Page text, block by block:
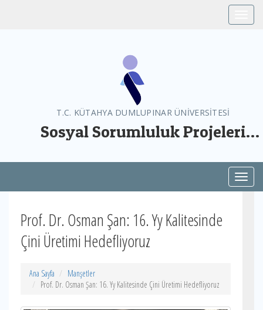
T.C. KÜTAHYA DUMLUPINAR ÜNİVERSİTESİ
Sosyal Sorumluluk Projeleri
Prof. Dr. Osman Şan: 16. Yy Kalitesinde
Çini Üretimi Hedefliyoruz
Ana Sayfa
Manşetler
Prof. Dr. Osman Şan: 16. Yy Kalitesinde Çini Üretimi Hedefliyoruz